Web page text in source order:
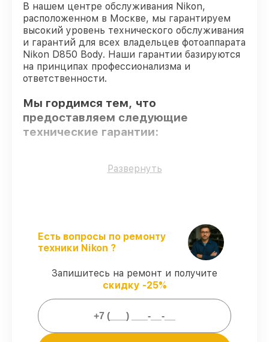
В нашем центре обслуживания Nikon,
расположенном в Москве, мы гарантируем
высокий уровень технического обслуживания
и гарантий для всех владельцев фотоаппарата
Nikon D850 Body. Наши гарантии базируются
на принципах профессионализма и
ответственности.
Мы гордимся тем, что
предоставляем следующие
технические гарантии:
Использование оригинальных
–
гарантируем завершение работ без
задержек.
предоставляем официальное
гарантийное сопровождение после
починки.
Мы гарантируем:
Развернуть
Есть вопросы по ремонту
техники Nikon ?
Запишитесь на ремонт и получите
скидку -25%